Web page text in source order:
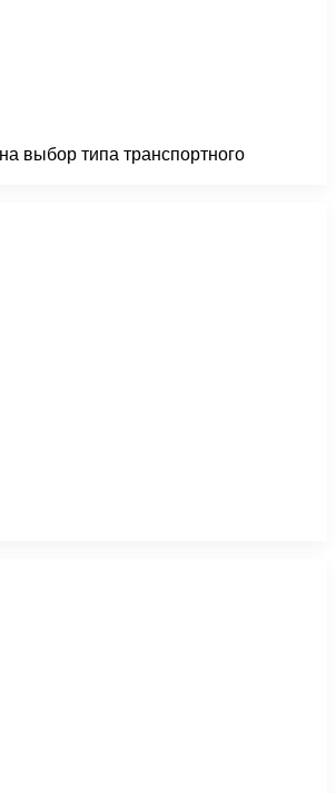
выбор типа транспортного